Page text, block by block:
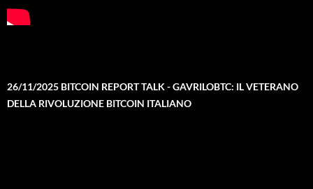
26/11/2025 BITCOIN REPORT TALK - GAVRILOBTC: IL VETERANO
DELLA RIVOLUZIONE BITCOIN ITALIANO